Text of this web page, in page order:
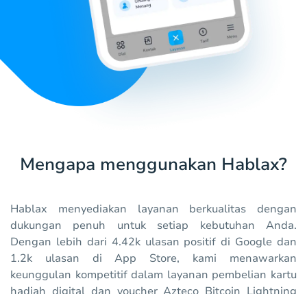
Mengapa menggunakan Hablax?
Hablax menyediakan layanan berkualitas dengan
dukungan penuh untuk setiap kebutuhan Anda.
Dengan lebih dari 4.42k ulasan positif di Google dan
1.2k ulasan di App Store, kami menawarkan
keunggulan kompetitif dalam layanan pembelian kartu